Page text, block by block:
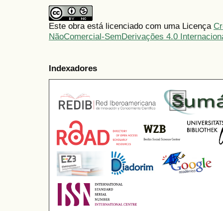
Este obra está licenciado com uma Licença
NãoComercial-SemDerivações 4.0
Indexadores